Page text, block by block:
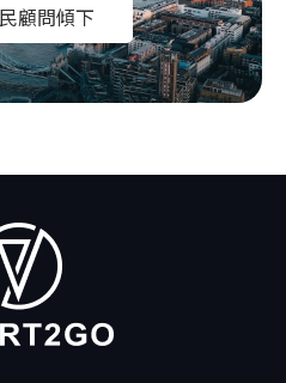
顧問傾下